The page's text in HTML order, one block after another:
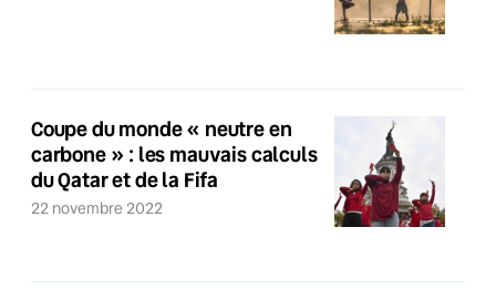
Coupe du monde « neutre en
carbone » : les mauvais calculs
du Qatar et de la Fifa
22 novembre 2022